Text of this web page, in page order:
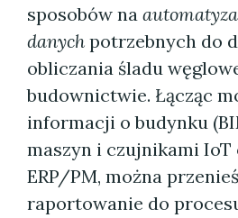
sposobów na
danych potrzebnych do
obliczania śladu
budownictwie. Łącząc
informacji o budynku
maszyn i czujnikami IoT
ERP/PM, można
raportowanie do